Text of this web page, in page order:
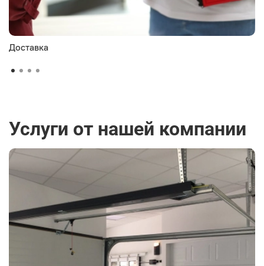
Доставка
Услуги от нашей компании